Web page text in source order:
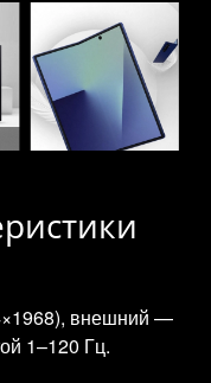
внешний —
1–120 Гц.